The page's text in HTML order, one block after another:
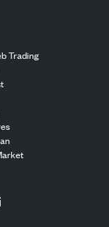
Trading